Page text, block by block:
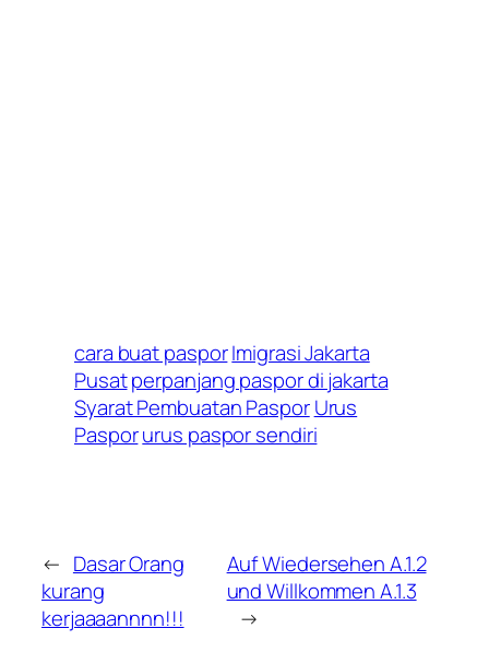
cara buat pasporImigrasi Jakarta
Pusatperpanjang paspor di jakarta
Syarat Pembuatan Paspor Urus
Pasporurus paspor sendiri
← Dasar Orang
kurang
kerjaaaannnn!!!
Auf Wiedersehen A.1.2
und Willkommen A.1.3
→